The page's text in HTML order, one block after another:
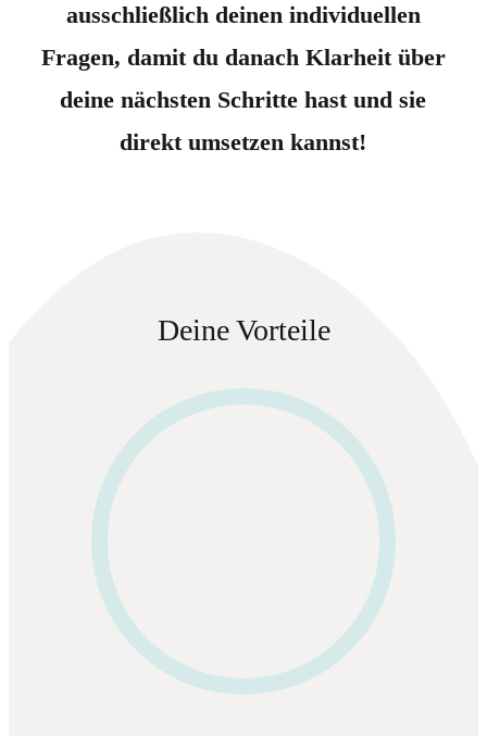
ausschließlich deinen individuellen
Fragen, damit du danach Klarheit über
deine nächsten Schritte hast und sie
direkt umsetzen kannst!
Deine Vorteile